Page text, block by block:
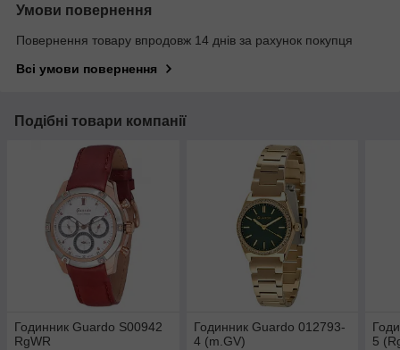
Умови повернення
Повернення товару впродовж 14 днів за рахунок покупця
Всі умови повернення
Подібні товари компанії
Годинник Guardo S00942
RgWR
Годинник Guardo 012793-
4 (m.GV)
5